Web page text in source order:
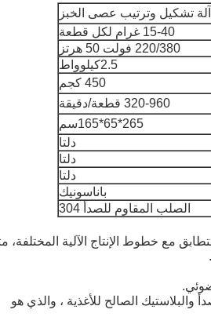
آلة تشكيل وترتيب عصى الخبز
15-40 غرام لكل قطعة
220/380 فولت 50 هرتز
2.5كيلوواط
450 كجم
320-960 قطعة/دقيقة
265*65*165سم
دلتا
دلتا
دلتا
باناسونيك
الصلب المقاوم للصدأ 304
مع خطوط الإنتاج الآلية المختلفة،
والبلاستيك الصالح للأغذية ، والذي هو